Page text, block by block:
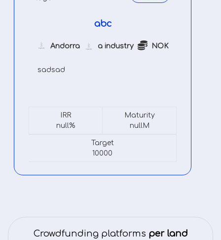
abc
Andorra a industry NOK
sadsad
IRR
null%
Maturity
nullM
Target
10000
Crowdfunding platforms per land